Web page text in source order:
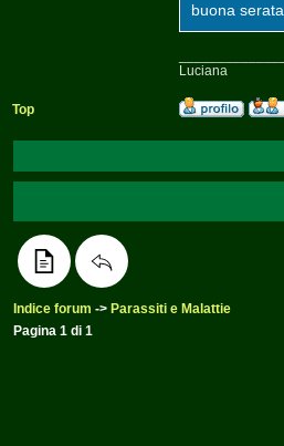
buona serata
Luciana
Top
Indice forum -> Parassiti e Malattie
Pagina 1 di 1